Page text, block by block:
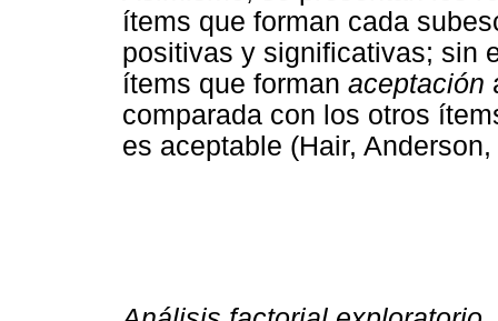
ítems que forman cada
positivas y significativas; sin
ítems que forman aceptación
comparada con los otros
es aceptable (Hair,